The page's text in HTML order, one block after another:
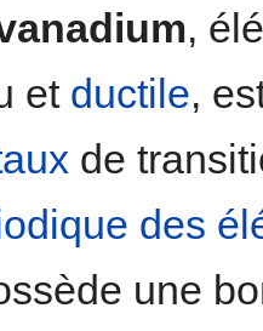
,
et ductile,
de
des
une